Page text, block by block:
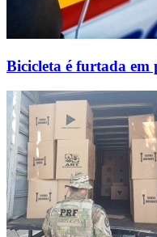
Bicicleta é furtada em